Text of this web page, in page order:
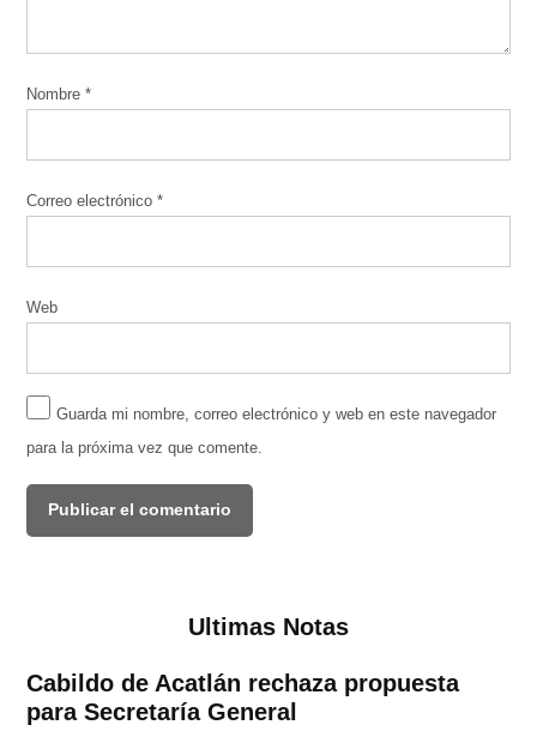
Nombre*
Correo electrónico*
Web
Guarda mi nombre, correo electrónico y web en este navegador
para la próxima vez que comente.
Ultimas Notas
Cabildo de Acatlán rechaza propuesta
para Secretaría General